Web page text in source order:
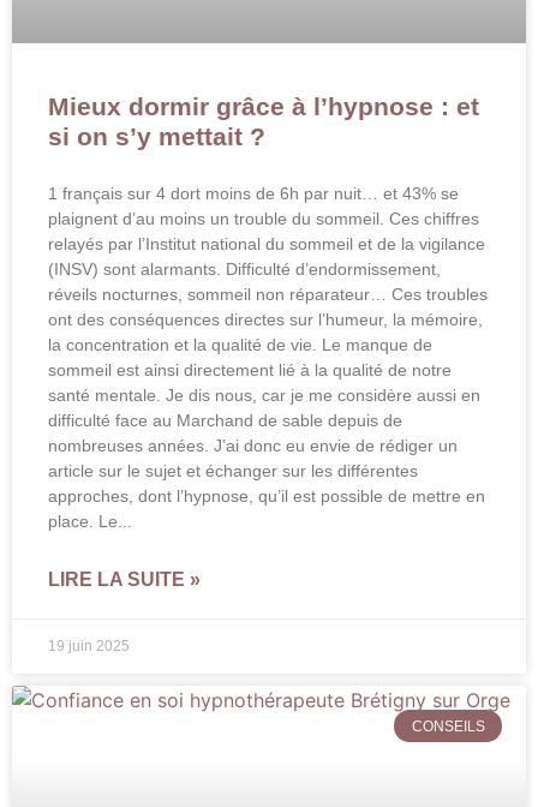
Mieux dormir grâce à l’hypnose : et
si on s’y mettait ?
1 français sur 4 dort moins de 6h par nuit… et 43% se
plaignent d’au moins un trouble du sommeil. Ces chiffres
relayés par l’Institut national du sommeil et de la vigilance
(INSV) sont alarmants. Difficulté d’endormissement,
réveils nocturnes, sommeil non réparateur… Ces troubles
ont des conséquences directes sur l’humeur, la mémoire,
la concentration et la qualité de vie. Le manque de
sommeil est ainsi directement lié à la qualité de notre
santé mentale. Je dis nous, car je me considère aussi en
difficulté face au Marchand de sable depuis de
nombreuses années. J’ai donc eu envie de rédiger un
article sur le sujet et échanger sur les différentes
approches, dont l’hypnose, qu’il est possible de mettre en
place. Le
LIRE LA SUITE »
19 juin 2025
CONSEILS